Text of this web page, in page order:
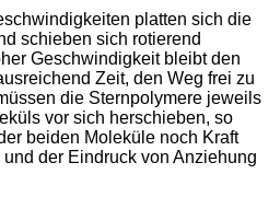
platten sich die
schieben sich rotierend
Geschwindigkeit bleibt den
Zeit, den Weg frei zu
die Sternpolymere jeweils
vor sich herschieben, so
beiden Moleküle noch Kraft
der Eindruck von Anziehung